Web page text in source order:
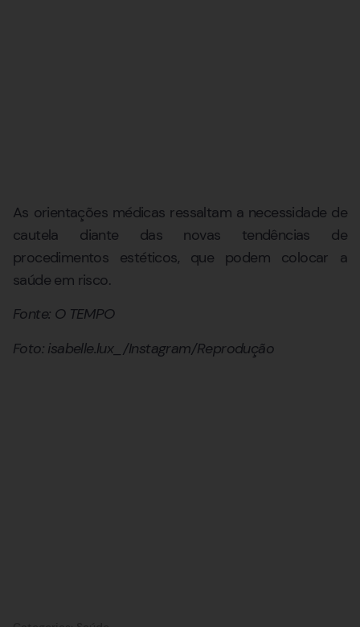
As orientações médicas ressaltam a necessidade de
cautela diante das novas tendências de
procedimentos estéticos, que podem colocar a
saúde em risco.
Fonte: O TEMPO
Foto: isabelle.lux_/Instagram/Reprodução